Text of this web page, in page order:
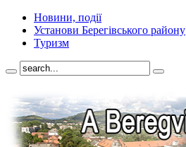
Новини, події
Установи Берегівського району
Туризм